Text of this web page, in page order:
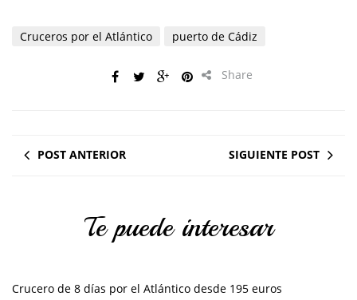
Cruceros por el Atlántico puerto de Cádiz
Share
POST ANTERIOR SIGUIENTE POST
Te puede interesar
Crucero de 8 días por el Atlántico desde 195 euros